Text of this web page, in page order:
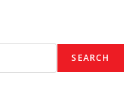
SEARCH